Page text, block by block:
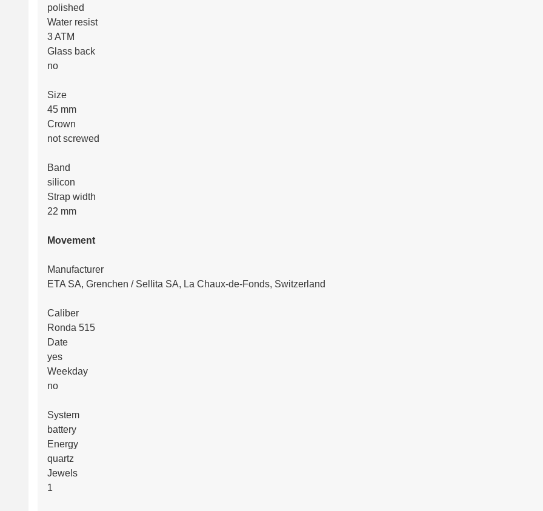
polished
Water resist
3 ATM
Glass back
no
Size
45 mm
Crown
not screwed
Band
silicon
Strap width
22 mm
Movement
Manufacturer
ETA SA, Grenchen / Sellita SA, La Chaux-de-Fonds, Switzerland
Caliber
Ronda 515
Date
yes
Weekday
no
System
battery
Energy
quartz
Jewels
1